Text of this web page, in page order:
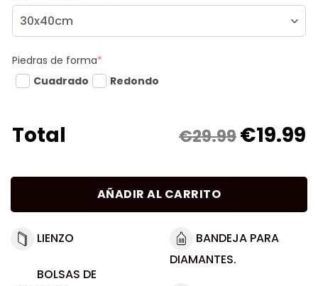
Piedras de forma*
Cuadrado
Redondo
Total €29.99€19.99
AÑADIR AL CARRITO
LIENZO
BOLSAS DE
BANDEJA PARA
DIAMANTES.